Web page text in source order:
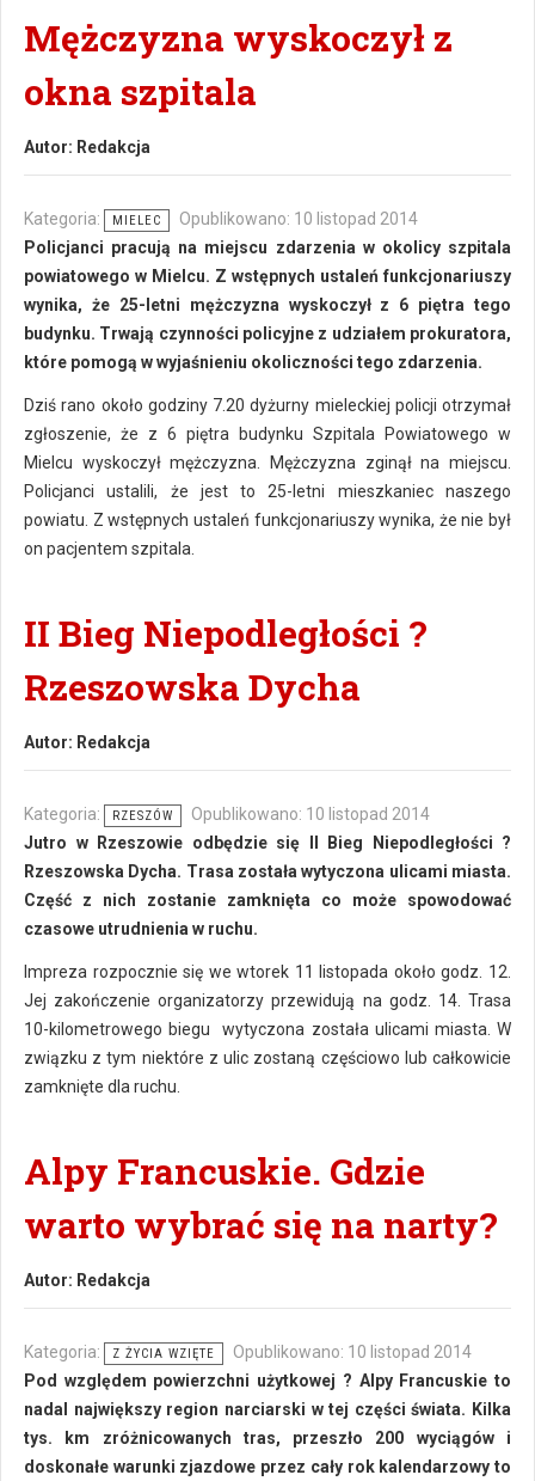
Mężczyzna wyskoczył z
okna szpitala
Autor: Redakcja
Kategoria: MIELEC
Opublikowano: 10 listopad 2014
Policjanci pracują na miejscu zdarzenia w okolicy szpitala
powiatowego w Mielcu. Z wstępnych ustaleń funkcjonariuszy
wynika, że 25-letni mężczyzna wyskoczył z 6 piętra tego
budynku. Trwają czynności policyjne z udziałem prokuratora,
które pomogą w wyjaśnieniu okoliczności tego zdarzenia.
Dziś rano około godziny 7.20 dyżurny mieleckiej policji otrzymał
zgłoszenie, że z 6 piętra budynku Szpitala Powiatowego w
Mielcu wyskoczył mężczyzna. Mężczyzna zginął na miejscu.
Policjanci ustalili, że jest to 25-letni mieszkaniec naszego
powiatu. Z wstępnych ustaleń funkcjonariuszy wynika, że nie był
on pacjentem szpitala.
II Bieg Niepodległości ?
Rzeszowska Dycha
Autor: Redakcja
Kategoria: RZESZÓW
Opublikowano: 10 listopad 2014
Jutro w Rzeszowie odbędzie się II Bieg Niepodległości ?
Rzeszowska Dycha. Trasa została wytyczona ulicami miasta.
Część z nich zostanie zamknięta co może spowodować
czasowe utrudnienia w ruchu.
Impreza rozpocznie się we wtorek 11 listopada około godz. 12.
Jej zakończenie organizatorzy przewidują na godz. 14. Trasa
10-kilometrowego biegu wytyczona została ulicami miasta. W
związku z tym niektóre z ulic zostaną częściowo lub całkowicie
zamknięte dla ruchu.
Alpy Francuskie. Gdzie
warto wybrać się na narty?
Autor: Redakcja
Kategoria: Z ŻYCIA WZIĘTE
Opublikowano: 10 listopad 2014
Pod względem powierzchni użytkowej ? Alpy Francuskie to
nadal największy region narciarski w tej części świata. Kilka
tys. km zróżnicowanych tras, przeszło 200 wyciągów i
doskonałe warunki zjazdowe przez cały rok kalendarzowy to